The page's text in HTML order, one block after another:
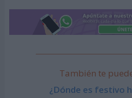
También te
¿Dónde es festivo